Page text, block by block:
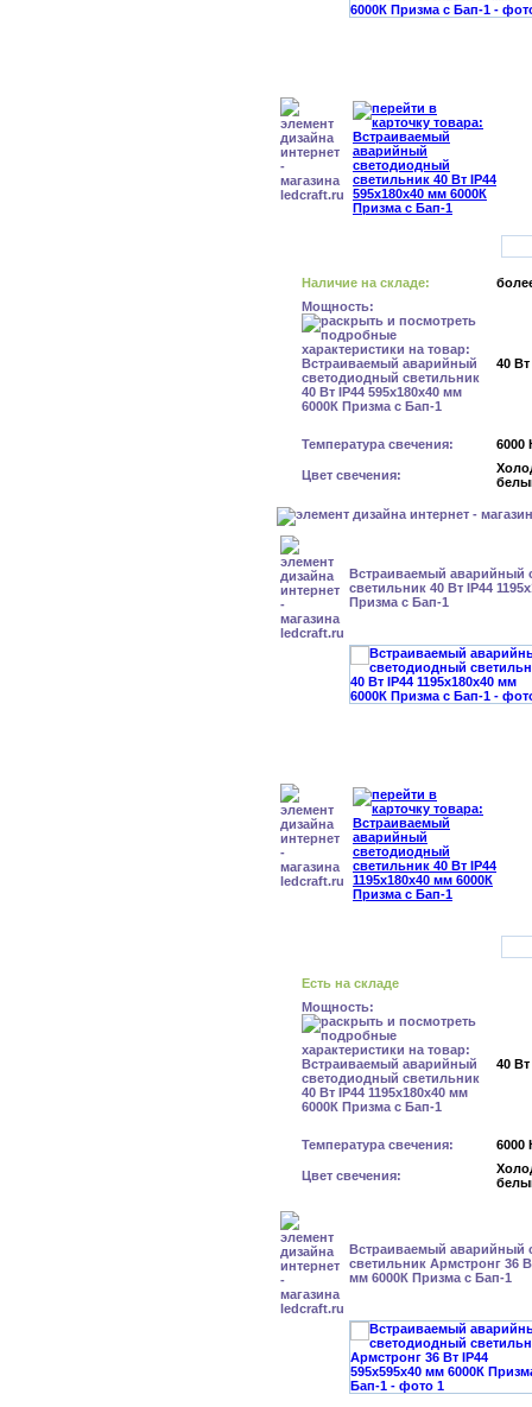
Наличие на складе:
Мощность:
40 Вт
Температура свечения: 6000
Цвет свечения:
Встраиваемый аварийный
светильник 40 Вт IP44
Призма с Бап-1
Есть на складе
Мощность:
40 Вт
Температура свечения: 6000
Цвет свечения:
Встраиваемый аварийный
светильник Армстронг 36
мм 6000К Призма с Бап-1